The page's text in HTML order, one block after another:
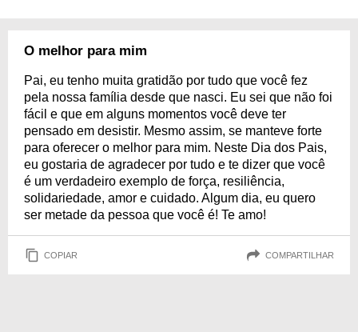
você sente pelo seu herói sem capa. Diga "obrigado, pai" e demonstre os
O melhor para mim
Pai, eu tenho muita gratidão por tudo que você fez
pela nossa família desde que nasci. Eu sei que não foi
fácil e que em alguns momentos você deve ter
pensado em desistir. Mesmo assim, se manteve forte
para oferecer o melhor para mim. Neste Dia dos Pais,
eu gostaria de agradecer por tudo e te dizer que você
é um verdadeiro exemplo de força, resiliência,
solidariedade, amor e cuidado. Algum dia, eu quero
ser metade da pessoa que você é! Te amo!
COPIAR COMPARTILHAR